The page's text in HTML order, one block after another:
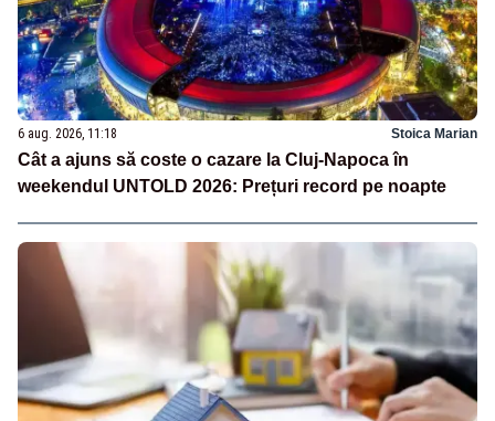
6 aug. 2026, 11:18 Stoica Marian
Cât a ajuns să coste o cazare la Cluj-Napoca în
weekendul UNTOLD 2026: Prețuri record pe noapte